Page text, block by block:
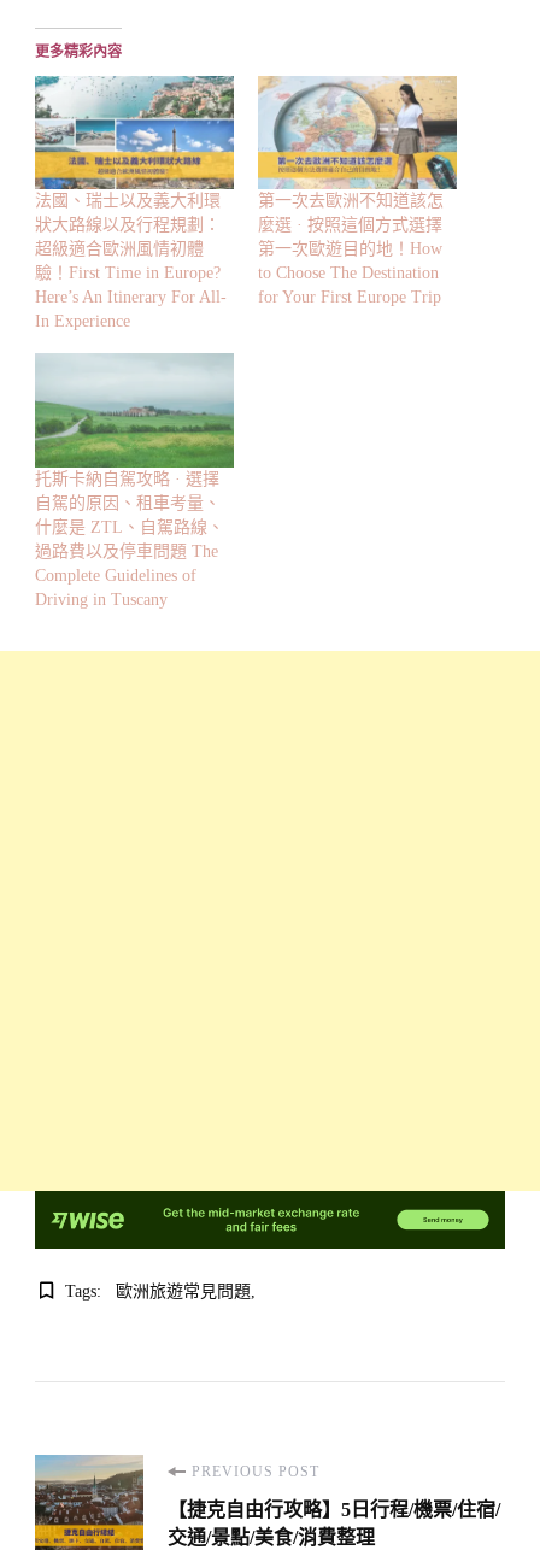
入...
更多精彩內容
法國、瑞士以及義大利環
狀大路線以及行程規劃：
超級適合歐洲風情初體
驗！First Time in Europe?
Here’s An Itinerary For All-
In Experience
第一次去歐洲不知道該怎
麼選 · 按照這個方式選擇
第一次歐遊目的地！How
to Choose The Destination
for Your First Europe Trip
托斯卡納自駕攻略 · 選擇
自駕的原因、租車考量、
什麼是 ZTL、自駕路線、
過路費以及停車問題 The
Complete Guidelines of
Driving in Tuscany
Tags: 歐洲旅遊常見問題
Post
Navigation
PREVIOUS POST
【捷克自由行攻略】5日行程/機票/住宿/
交通/景點/美食/消費整理